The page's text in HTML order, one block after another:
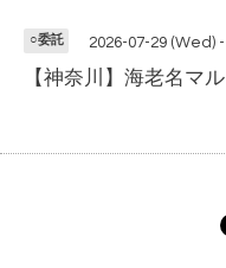
○委託 2026-07-29 (Wed)
【神奈川】海老名マ